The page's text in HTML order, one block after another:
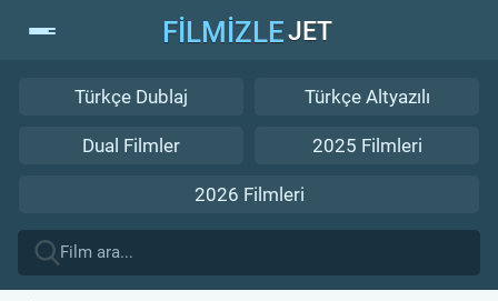
FİLMİZLEJET
Türkçe Dublaj Türkçe Altyazılı
Dual Filmler 2025 Filmleri
2026 Filmleri